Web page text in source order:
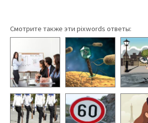
Смотрите также эти pixwords ответы: